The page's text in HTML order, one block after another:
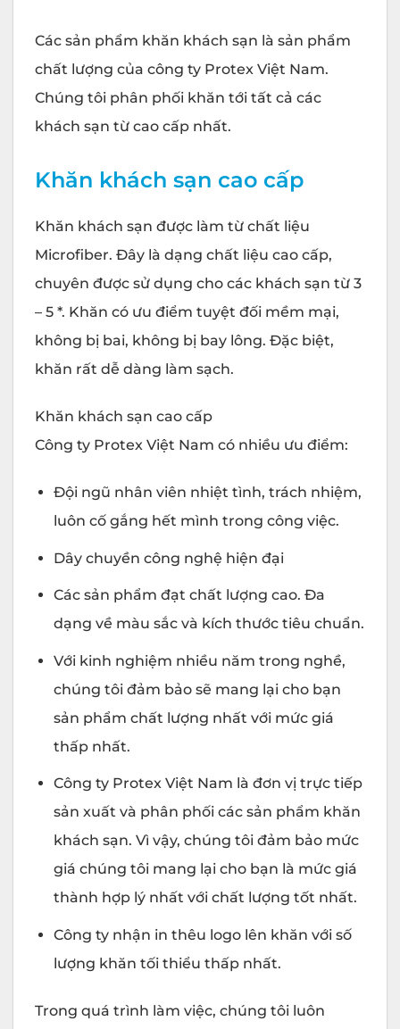
Các sản phẩm khăn khách sạn là sản phẩm
chất lượng của công ty Protex Việt Nam.
Chúng tôi phân phối khăn tới tất cả các
khách sạn từ cao cấp nhất.
Khăn khách sạn cao cấp
Khăn khách sạn được làm từ chất liệu
Microfiber. Đây là dạng chất liệu cao cấp,
chuyên được sử dụng cho các khách sạn từ 3
– 5 *. Khăn có ưu điểm tuyệt đối mềm mại,
không bị bai, không bị bay lông. Đặc biệt,
khăn rất dễ dàng làm sạch.
Khăn khách sạn cao cấp
Công ty Protex Việt Nam có nhiều ưu điểm:
Đội ngũ nhân viên nhiệt tình, trách nhiệm,
luôn cố gắng hết mình trong công việc.
Dây chuyền công nghệ hiện đại
Các sản phẩm đạt chất lượng cao. Đa
dạng về màu sắc và kích thước tiêu chuẩn.
Với kinh nghiệm nhiều năm trong nghề,
chúng tôi đảm bảo sẽ mang lại cho bạn
sản phẩm chất lượng nhất với mức giá
thấp nhất.
Công ty Protex Việt Nam là đơn vị trực tiếp
sản xuất và phân phối các sản phẩm khăn
khách sạn. Vì vậy, chúng tôi đảm bảo mức
giá chúng tôi mang lại cho bạn là mức giá
thành hợp lý nhất với chất lượng tốt nhất.
Công ty nhận in thêu logo lên khăn với số
lượng khăn tối thiểu thấp nhất.
Trong quá trình làm việc, chúng tôi luôn